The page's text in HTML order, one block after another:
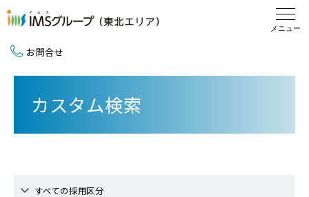
お問合せ
カスタム検索
すべての採用区分